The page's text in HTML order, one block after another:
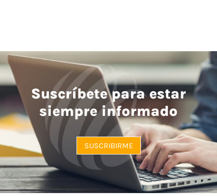
Suscríbete para estar
siempre informado
SUSCRIBIRME